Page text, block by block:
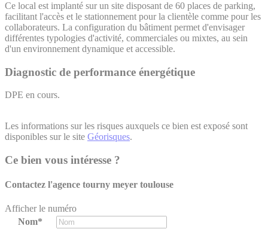
Ce local est implanté sur un site disposant de 60 places de parking,
facilitant l'accès et le stationnement pour la clientèle comme pour les
collaborateurs. La configuration du bâtiment permet d'envisager
différentes typologies d'activité, commerciales ou mixtes, au sein
d'un environnement dynamique et accessible.
Diagnostic de performance énergétique
DPE en cours.
Les informations sur les risques auxquels ce bien est exposé sont
disponibles sur le site Géorisques.
Ce bien vous intéresse ?
Contactez l'agence tourny meyer toulouse
Afficher le numéro
Nom*